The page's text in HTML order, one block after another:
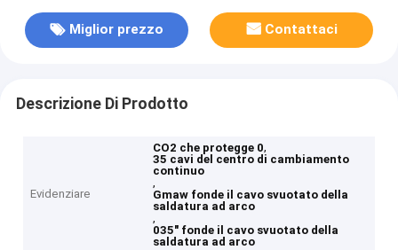
Miglior prezzo Contattaci
Descrizione Di Prodotto
Evidenziare
CO2 che protegge 0,
35 cavi del centro di cambiamento
continuo
,
Gmaw fonde il cavo svuotato della
saldatura ad arco
,
035" fonde il cavo svuotato della
saldatura ad arco